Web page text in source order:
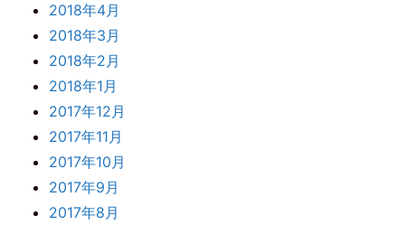
2018年4月
2018年3月
2018年2月
2018年1月
2017年12月
2017年11月
2017年10月
2017年9月
2017年8月